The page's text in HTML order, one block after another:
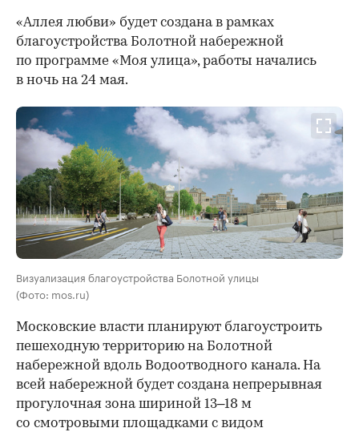
«Аллея любви» будет создана в рамках
благоустройства Болотной набережной
по программе «Моя улица», работы начались
в ночь на 24 мая.
Визуализация благоустройства Болотной улицы
(Фото: mos.ru)
Московские власти планируют благоустроить
пешеходную территорию на Болотной
набережной вдоль Водоотводного канала. На
всей набережной будет создана непрерывная
прогулочная зона шириной 13–18 м
со смотровыми площадками с видом